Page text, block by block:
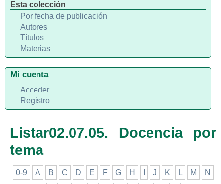
Listar02.07.05. Docencia por
tema
0-9 A B C D E F G H J K L M N
Esta colección
Por fecha de publicación
Autores
Títulos
Materias
Mi cuenta
Acceder
Registro